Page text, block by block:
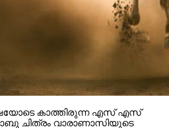
കാത്തിരുന്ന എസ് എസ്
ചിത്രം വാരാണാസിയുടെ